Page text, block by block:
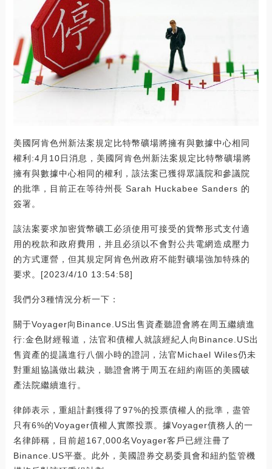
美國阿肯色州新法案規定比特幣礦場將擁有與數據中心相同
權利:4月10日消息，美國阿肯色州新法案規定比特幣礦場將
擁有與數據中心相同的權利，該法案已獲得眾議院和參議院
的批準，目前正在等待州長 Sarah Huckabee Sanders 的
簽署。
該法案要求加密貨幣礦工必須使用可接受的貨幣形式支付適
用的稅款和政府費用，并且必須以不會對公共電網造成壓力
的方式運營，但其規定阿肯色州政府不能對礦場強加特殊的
要求。[2023/4/10 13:54:58]
我們分3種情況分析一下：
關于Voyager向Binance.US出售資產聽證會將在周五繼續進
行:金色財經報道，法官和債權人就該經紀人向Binance.US出
售資產的提議進行八個小時的證詞，法官Michael Wiles仍未
對重組協議做出裁決，聽證會將于周五在紐約南區的美國破
產法院繼續進行。
律師表示，重組計劃獲得了97%的投票債權人的批準，盡管
只有6%的Voyager債權人實際投票。據Voyager債務人的一
名律師稱，目前超167,000名Voyager客戶已經注冊了
Binance.US平臺。此外，美國證券交易委員會和紐約監管機